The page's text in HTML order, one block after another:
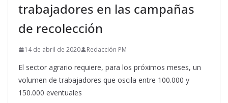
trabajadores en las campañas
de recolección
14 de abril de 2020 Redacción PM
El sector agrario requiere, para los próximos meses, un
volumen de trabajadores que oscila entre 100.000 y
150.000 eventuales